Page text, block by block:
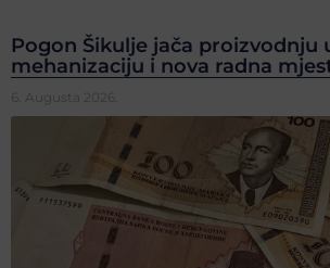
Pogon Šikulje jača proizvodnju
mehanizaciju i nova radna
6. Augusta 2026.